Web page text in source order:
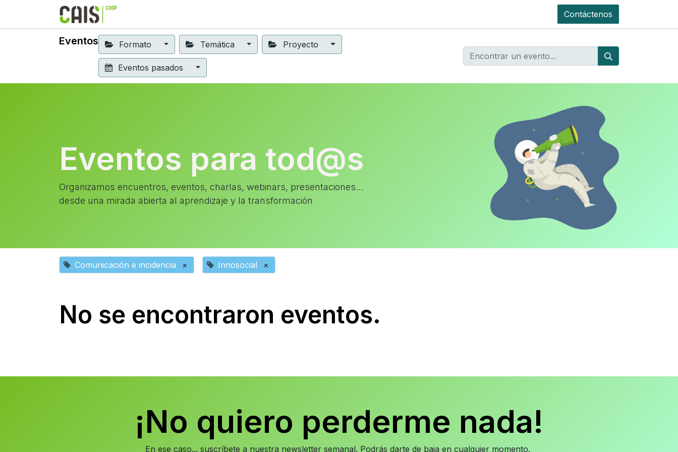
Contáctenos
Eventos Formato Temática Proyecto
Eventos pasados
Eventos para tod@s
Organizamos encuentros, eventos, charlas, webinars, presentaciones...
desde una mirada abierta al aprendizaje y la transformación
Comunicación e incidencia × Innosocial ×
No se encontraron eventos.
¡No quiero perderme nada!
En ese caso... suscríbete a nuestra newsletter semanal. Podrás darte de baja en cualquier momento.